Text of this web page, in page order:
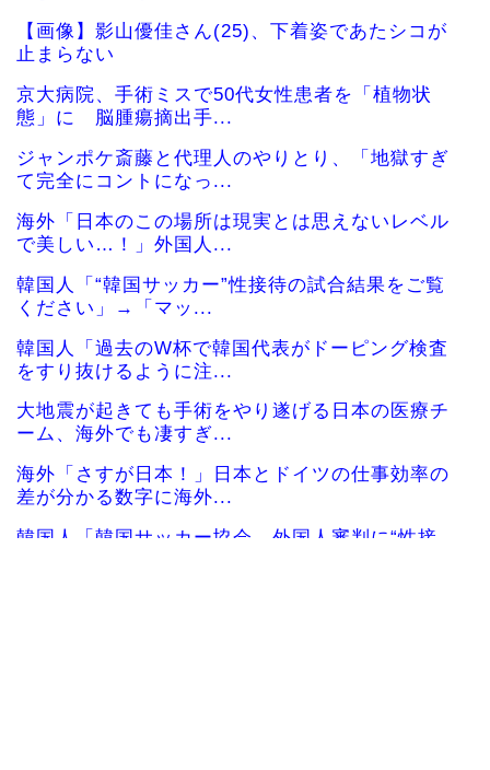
【画像】影山優佳さん(25)、下着姿であたシコが
止まらない
京大病院、手術ミスで50代女性患者を「植物状
態」に 脳腫瘍摘出手...
ジャンポケ斎藤と代理人のやりとり、「地獄すぎ
て完全にコントになっ...
海外「日本のこの場所は現実とは思えないレベル
で美しい…！」外国人...
韓国人「“韓国サッカー”性接待の試合結果をご覧
ください」→「マッ...
韓国人「過去のW杯で韓国代表がドーピング検査
をすり抜けるように注...
大地震が起きても手術をやり遂げる日本の医療チ
ーム、海外でも凄すぎ...
海外「さすが日本！」日本とドイツの仕事効率の
差が分かる数字に海外...
韓国人「韓国サッカー協会、外国人審判に“性接